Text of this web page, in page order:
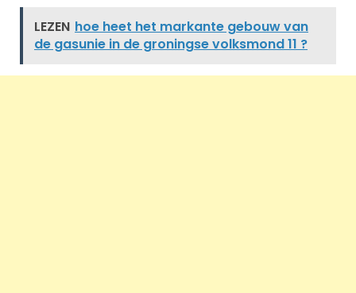
LEZEN hoe heet het markante gebouw van
de gasunie in de groningse volksmond 11 ?